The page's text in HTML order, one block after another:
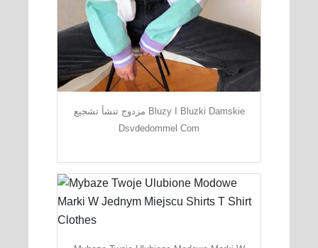
مزدوج تنشأ تشجيع Bluzy I Bluzki Damskie
Dsvdedommel Com